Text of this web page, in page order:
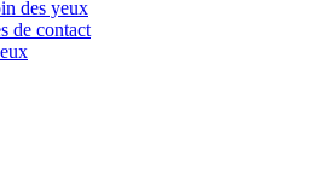
des yeux
de contact